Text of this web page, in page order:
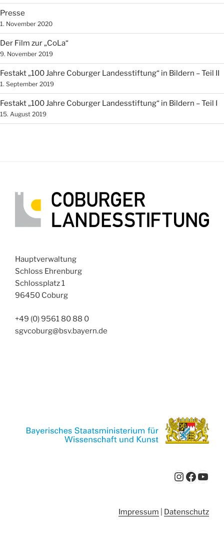
Presse
1. November 2020
Der Film zur „CoLa“
9. November 2019
Festakt „100 Jahre Coburger Landesstiftung“ in Bildern – Teil II
1. September 2019
Festakt „100 Jahre Coburger Landesstiftung“ in Bildern – Teil I
15. August 2019
Hauptverwaltung
Schloss Ehrenburg
Schlossplatz 1
96450 Coburg
+49 (0) 9561 80 88 0
sgvcoburg@bsv.bayern.de
Impressum Datenschutz